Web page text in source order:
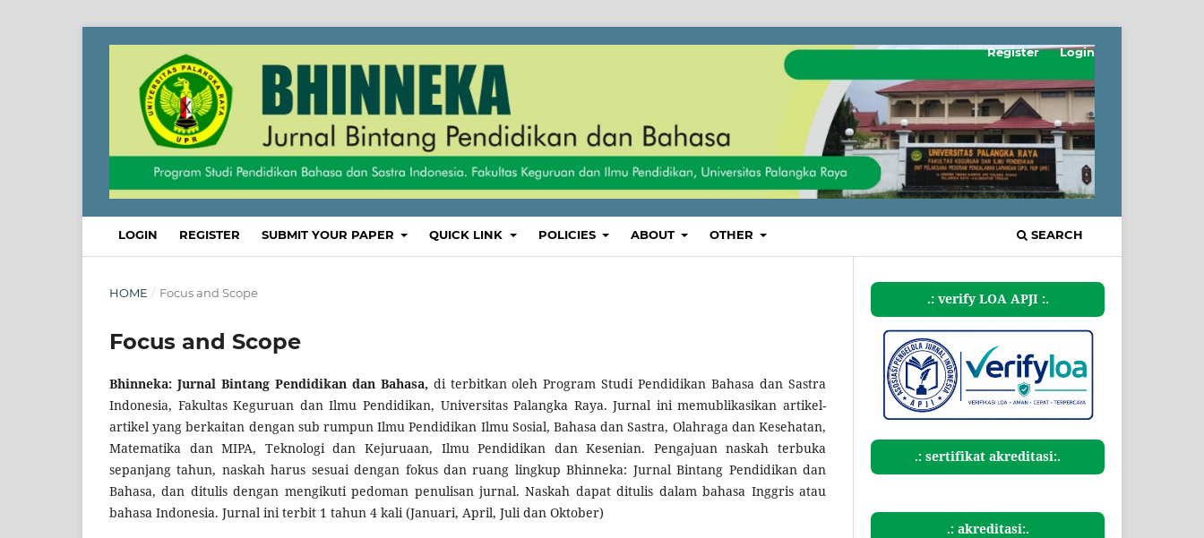
LOGIN REGISTER SUBMIT YOUR PAPER QUICK LINK POLICIES ABOUT OTHER SEARCH
Register Login
HOME / Focus and Scope
Focus and Scope
Bhinneka: Jurnal Bintang Pendidikan dan Bahasa, di terbitkan oleh Program Studi Pendidikan Bahasa dan Sastra
Indonesia, Fakultas Keguruan dan Ilmu Pendidikan, Universitas Palangka Raya. Jurnal ini memublikasikan artikel-
artikel yang berkaitan dengan sub rumpun Ilmu Pendidikan Ilmu Sosial, Bahasa dan Sastra, Olahraga dan Kesehatan,
Matematika dan MIPA, Teknologi dan Kejuruaan, Ilmu Pendidikan dan Kesenian. Pengajuan naskah terbuka
sepanjang tahun, naskah harus sesuai dengan fokus dan ruang lingkup Bhinneka: Jurnal Bintang Pendidikan dan
Bahasa, dan ditulis dengan mengikuti pedoman penulisan jurnal. Naskah dapat ditulis dalam bahasa Inggris atau
bahasa Indonesia. Jurnal ini terbit 1 tahun 4 kali (Januari, April, Juli dan Oktober)
.: verify LOA APJI :.
.: sertifikat akreditasi:.
.: akreditasi:.